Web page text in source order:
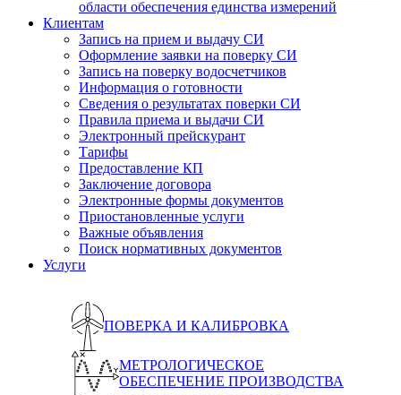
области обеспечения единства измерений
Клиентам
Запись на прием и выдачу СИ
Оформление заявки на поверку СИ
Запись на поверку водосчетчиков
Информация о готовности
Сведения о результатах поверки СИ
Правила приема и выдачи СИ
Электронный прейскурант
Тарифы
Предоставление КП
Заключение договора
Электронные формы документов
Приостановленные услуги
Важные объявления
Поиск нормативных документов
Услуги
ПОВЕРКА И КАЛИБРОВКА
МЕТРОЛОГИЧЕСКОЕ
ОБЕСПЕЧЕНИЕ ПРОИЗВОДСТВА